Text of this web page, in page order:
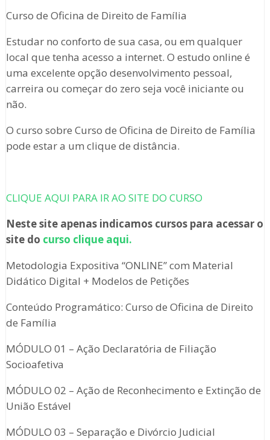
Curso de Oficina de Direito de Família
Estudar no conforto de sua casa, ou em qualquer
local que tenha acesso a internet. O estudo online é
uma excelente opção desenvolvimento pessoal,
carreira ou começar do zero seja você iniciante ou
não.
O curso sobre Curso de Oficina de Direito de Família
pode estar a um clique de distância.
CLIQUE AQUI PARA IR AO SITE DO CURSO
Neste site apenas indicamos cursos para acessar o
site do curso clique aqui.
Metodologia Expositiva “ONLINE” com Material
Didático Digital + Modelos de Petições
Conteúdo Programático: Curso de Oficina de Direito
de Família
MÓDULO 01 – Ação Declaratória de Filiação
Socioafetiva
MÓDULO 02 – Ação de Reconhecimento e Extinção de
União Estável
MÓDULO 03 – Separação e Divórcio Judicial